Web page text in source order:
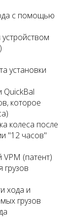
с помощью
установки
QuickBal
которое
колеса после
"12 часов"
(патент)
хода и
грузов